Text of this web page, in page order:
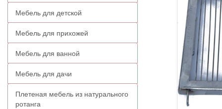
Мебель для детской
Мебель для прихожей
Мебель для ванной
Мебель для дачи
Плетеная мебель из натурального
ротанга